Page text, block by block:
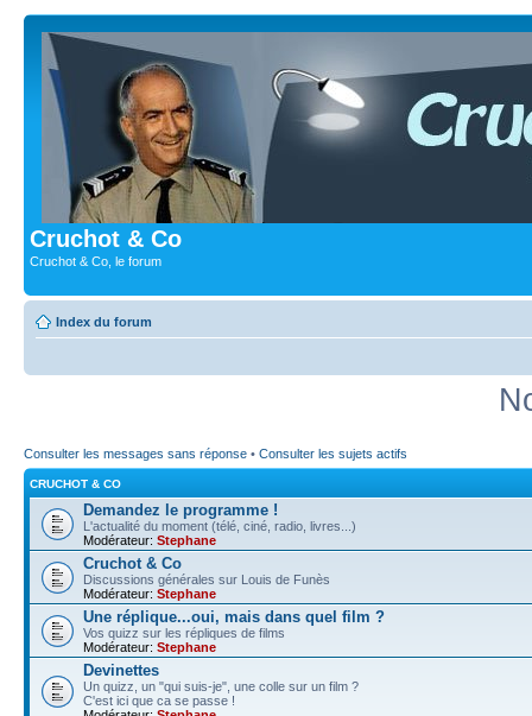
Cruchot & Co
Cruchot & Co, le forum
Index du forum
Consulter les messages sans réponse • Consulter les sujets actifs
CRUCHOT & CO
Demandez le programme !
L'actualité du moment (télé, ciné, radio, livres...)
Modérateur: Stephane
Cruchot & Co
Discussions générales sur Louis de Funès
Modérateur: Stephane
Une réplique...oui, mais dans quel film ?
Vos quizz sur les répliques de films
Modérateur: Stephane
Devinettes
Un quizz, un "qui suis-je", une colle sur un film ?
C'est ici que ca se passe !